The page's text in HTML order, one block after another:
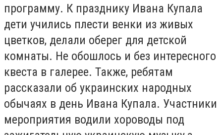
программу. К празднику Ивана Купала
дети учились плести венки из живых
цветков, делали оберег для детской
комнаты. Не обошлось и без интересного
квеста в галерее. Также, ребятам
рассказали об украинских народных
обычаях в день Ивана Купала. Участники
мероприятия водили хороводы под